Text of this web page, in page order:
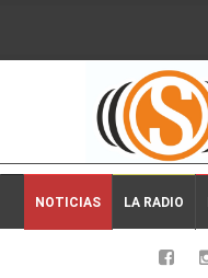
2026-08-08 02:52:24
NOTICIAS LA RADIO